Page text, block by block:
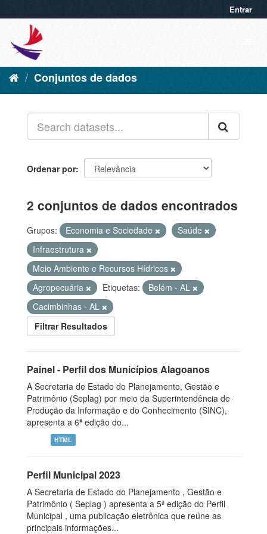
Entrar
Conjuntos de dados
Ordenar por
2 conjuntos de dados encontrados
Grupos: Economia e Sociedade
Saúde
Infraestrutura
Meio Ambiente e Recursos Hídricos
Agropecuária
Etiquetas:
Belém - AL
Cacimbinhas - AL
Filtrar Resultados
Painel - Perfil dos Municípios Alagoanos
A Secretaria de Estado do Planejamento, Gestão e
Patrimônio (Seplag) por meio da Superintendência de
Produção da Informação e do Conhecimento (SINC),
apresenta a 6ª edição do...
HTML
Perfil Municipal 2023
A Secretaria de Estado do Planejamento , Gestão e
Patrimônio ( Seplag ) apresenta a 5ª edição do Perfil
Municipal , uma publicação eletrônica que reúne as
principais informações...